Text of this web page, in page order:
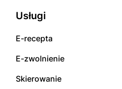
Usługi
E-rесерta
E-zwolnienie
Skierowanie